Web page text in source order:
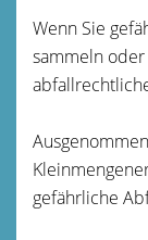
Wenn Sie
sammeln
gefährliche